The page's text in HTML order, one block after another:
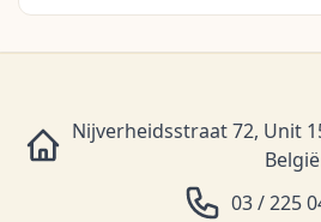
Nijverheidsstraat 72, Unit
België
03 / 225